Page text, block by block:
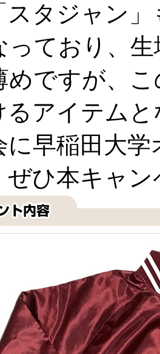
スタジャン
っており、
めですが、
るアイテム
に早稲田大
ぜひ本キャ